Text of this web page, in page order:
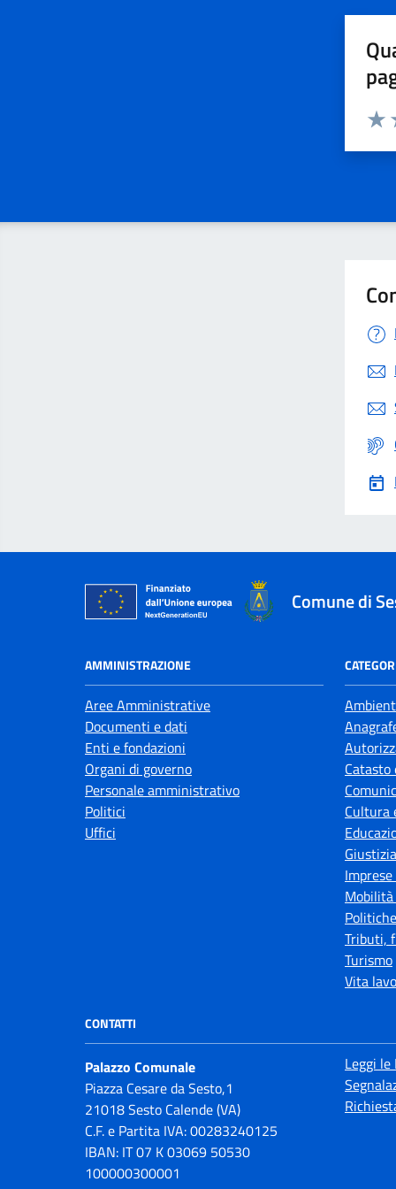
Comune di
AMMINISTRAZIONE
Aree Amministrative
Documenti e dati
Enti e fondazioni
Organi di governo
Personale amministrativo
Politici
Uffici
Cultura
Tributi,
Turismo
Vita
CONTATTI
Palazzo Comunale
Piazza Cesare da Sesto,1
21018 Sesto Calende (VA)
C.F. e Partita IVA: 00283240125
IBAN: IT 07 K 03069 50530
100000300001
Leggi le